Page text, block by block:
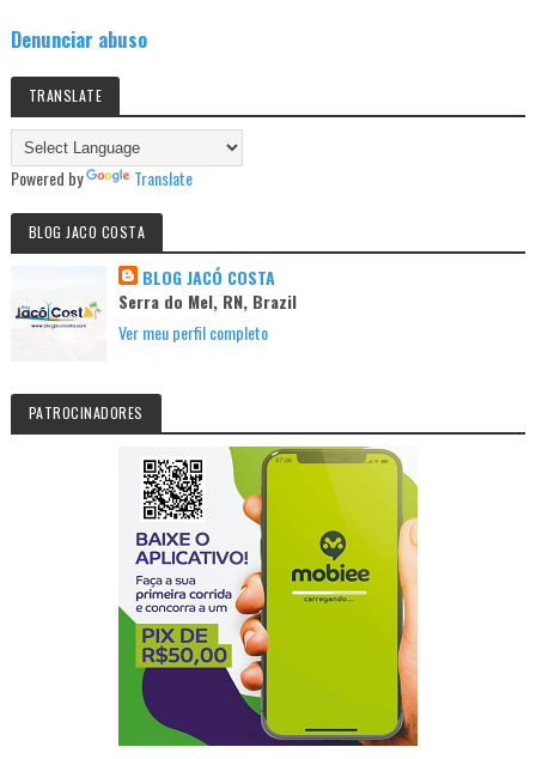
Denunciar abuso
TRANSLATE
Powered by Translate
BLOG JACO COSTA
BLOG JACÓ COSTA
Serra do Mel, RN, Brazil
Ver meu perfil completo
PATROCINADORES